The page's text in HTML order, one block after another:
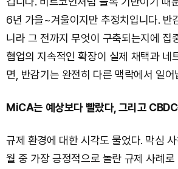
6년 가을~겨울이지만 추정치입니다. 반
니라 그 전까지 무엇이 구축되는지에 집
협업의 지속적인 확장이 실제 채택과 네
면, 반감기는 완전히 다른 맥락에서 일어
MiCA는 예상보다 빨랐다, 그리고
규제 환경에 대한 시각도 물었다. 막심
월 중 가장 긍정적으로 놀란 규제 사례